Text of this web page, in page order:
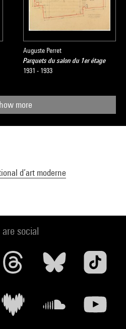
Auguste Perret
Parquets du salon du 1er étage
1931 - 1933
more
d’art moderne
social